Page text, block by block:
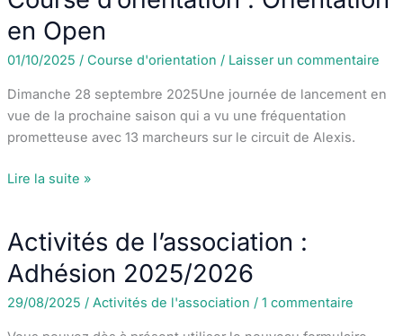
Générale
Ordinaire
en Open
01/10/2025 / Course d'orientation / Laisser un commentaire
Dimanche 28 septembre 2025Une journée de lancement en
vue de la prochaine saison qui a vu une fréquentation
prometteuse avec 13 marcheurs sur le circuit de Alexis.
Course
Orientation
en
Open
Lire la suite »
Activités de l’association :
Adhésion 2025/2026
29/08/2025 / Activités de l'association / 1 commentaire